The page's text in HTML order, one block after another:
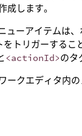
成します。
ーアイテムは
トリガーする
<actionId>のタ
ークエディタ内